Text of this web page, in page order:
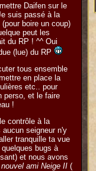
Daifen sur le
suis passé à la
boire un coup)
peut les
du RP ! ^^ Oui
(lue) du RP
tous ensemble
en place la
etc.. pour
perso, et le faire
!
contrôle à la
seigneur n'y
tranquille ta vue
bugs à
et nous avons
nouvel ami Neige II (